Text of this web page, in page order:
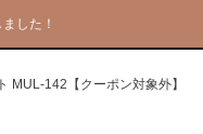
した！
MUL-142【クーポン対象外】